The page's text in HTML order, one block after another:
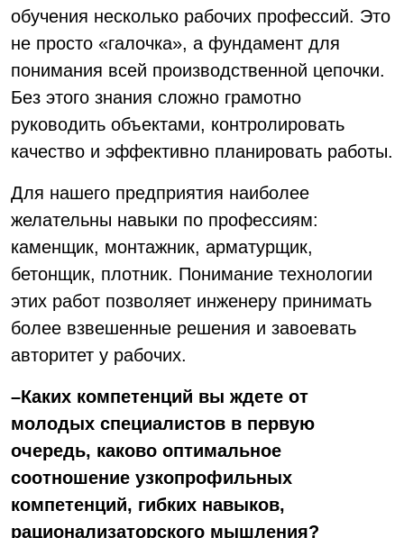
обучения несколько рабочих профессий. Это
не просто «галочка», а фундамент для
понимания всей производственной цепочки.
Без этого знания сложно грамотно
руководить объектами, контролировать
качество и эффективно планировать работы.
Для нашего предприятия наиболее
желательны навыки по профессиям:
каменщик, монтажник, арматурщик,
бетонщик, плотник. Понимание технологии
этих работ позволяет инженеру принимать
более взвешенные решения и завоевать
авторитет у рабочих.
–Каких компетенций вы ждете от
молодых специалистов в первую
очередь, каково оптимальное
соотношение узкопрофильных
компетенций, гибких навыков,
рационализаторского мышления?